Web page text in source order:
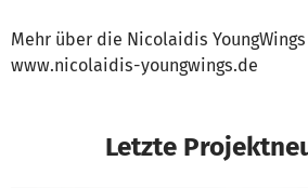
Mehr über die Nicolaidis
www.nicolaidis-youngwings.de
Letzte